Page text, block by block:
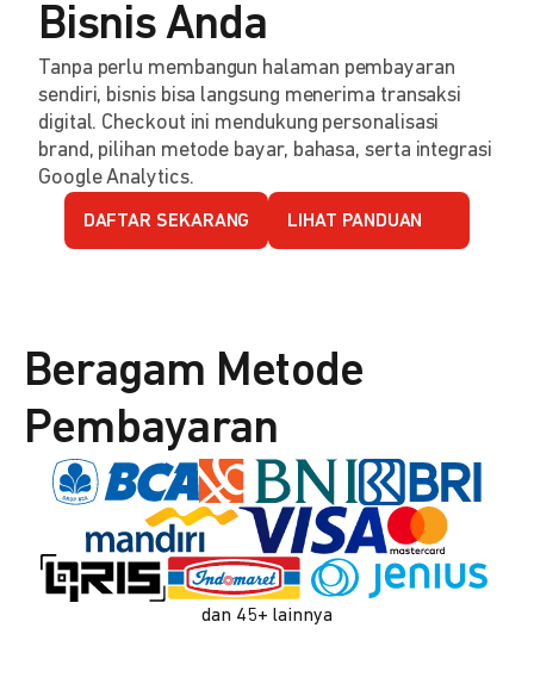
Bisnis Anda
Tanpa perlu membangun halaman pembayaran
sendiri, bisnis bisa langsung menerima transaksi
digital. Checkout ini mendukung personalisasi
brand, pilihan metode bayar, bahasa, serta integrasi
Google Analytics.
DAFTAR SEKARANG LIHAT PANDUAN
Beragam Metode
Pembayaran
dan 45+ lainnya